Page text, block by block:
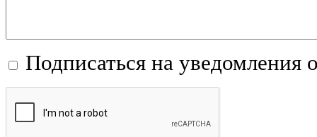
Подписаться на уведомления